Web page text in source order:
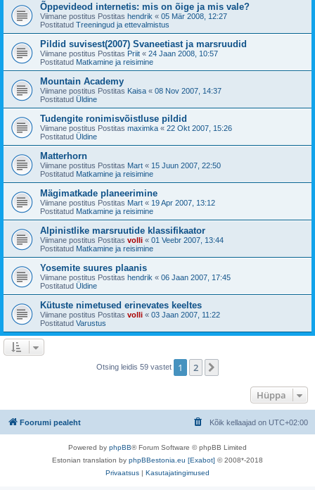
Õppevideod internetis: mis on õige ja mis vale?
Viimane postitus Postitas hendrik « 05 Mär 2008, 12:27
Postitatud Treeningud ja ettevalmistus
Pildid suvisest(2007) Svaneetiast ja marsruudid
Viimane postitus Postitas Priit « 24 Jaan 2008, 10:57
Postitatud Matkamine ja reisimine
Mountain Academy
Viimane postitus Postitas Kaisa « 08 Nov 2007, 14:37
Postitatud Üldine
Tudengite ronimisvõistluse pildid
Viimane postitus Postitas maximka « 22 Okt 2007, 15:26
Postitatud Üldine
Matterhorn
Viimane postitus Postitas Mart « 15 Juun 2007, 22:50
Postitatud Matkamine ja reisimine
Mägimatkade planeerimine
Viimane postitus Postitas Mart « 19 Apr 2007, 13:12
Postitatud Matkamine ja reisimine
Alpinistlike marsruutide klassifikaator
Viimane postitus Postitas volli « 01 Veebr 2007, 13:44
Postitatud Matkamine ja reisimine
Yosemite suures plaanis
Viimane postitus Postitas hendrik « 06 Jaan 2007, 17:45
Postitatud Üldine
Kütuste nimetused erinevates keeltes
Viimane postitus Postitas volli « 03 Jaan 2007, 11:22
Postitatud Varustus
Otsing leidis 59 vastet 1 2
Hüppa
Foorumi pealeht Kõik kellaajad on UTC+02:00
Powered by phpBB® Forum Software © phpBB Limited
Estonian translation by phpBBestonia.eu [Exabot] © 2008*-2018
Privaatsus | Kasutajatingimused